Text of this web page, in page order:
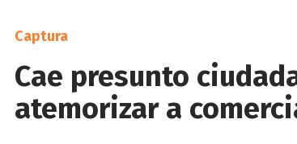
Captura
Cae presunto
atemorizar a